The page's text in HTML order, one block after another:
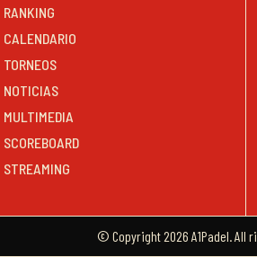
RANKING
CALENDARIO
TORNEOS
NOTICIAS
MULTIMEDIA
SCOREBOARD
STREAMING
© Copyright 2026 A1Padel. All